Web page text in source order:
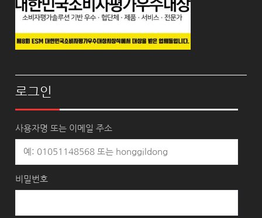
로그인
사용자명 또는 이메일 주소
비밀번호